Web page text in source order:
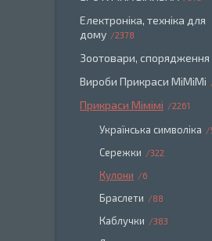
Електроніка, техніка для
дому
2378
Зоотовари, спорядження
Вироби Прикраси МіМіМі
Прикраси Мімімі 2261
Українська символіка
Сережки 322
Кулони 6
Браслети 88
Каблучки 383